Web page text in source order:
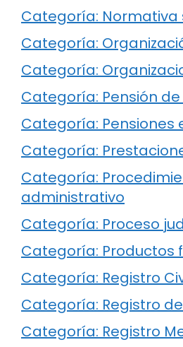
Categoría: Normativa
Categoría:
Categoría:
Categoría: Pensión
Categoría: Pensiones
Categoría:
Categoría:
administrativo
Categoría: Proceso
Categoría: Productos
Categoría: Registro
Categoría: Registro
Categoría: Registro